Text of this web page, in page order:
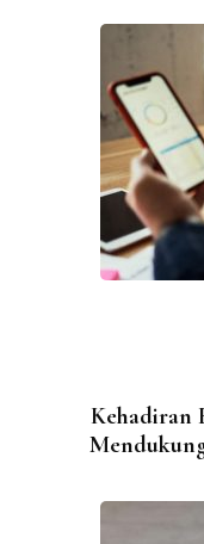
Kehadiran